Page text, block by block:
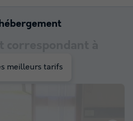
meilleurs tarifs